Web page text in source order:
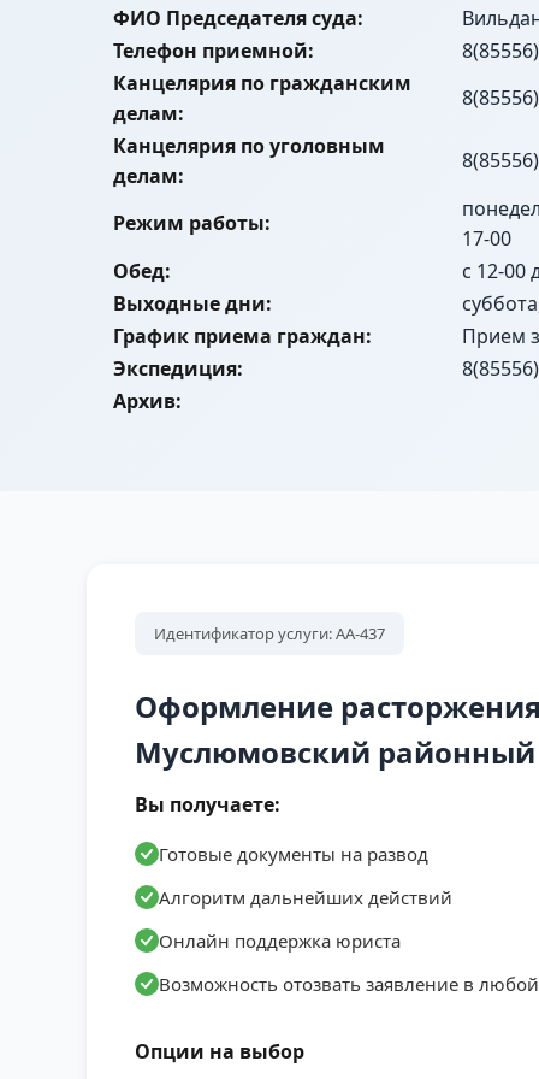
ФИО Председателя суда:
Телефон приемной:
Канцелярия по гражданским
делам:
Канцелярия по уголовным
делам:
Режим работы:
17-00
Обед:
с 12-00
Выходные дни:
График приема граждан:
Прием
Экспедиция:
Архив:
Идентификатор услуги: АА-437
Оформление
Муслюмовский районный
Вы получаете:
Готовые документы на развод
Алгоритм дальнейших действий
Онлайн поддержка юриста
Возможность отозвать заявление в
Опции на выбор